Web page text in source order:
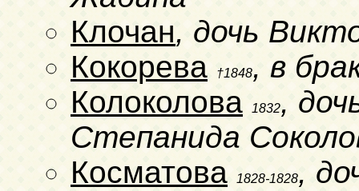
Клочан, дочь
Кокорева
†1848, в
Колоколова
1832,
Степанида
Косматова
1828-1828,